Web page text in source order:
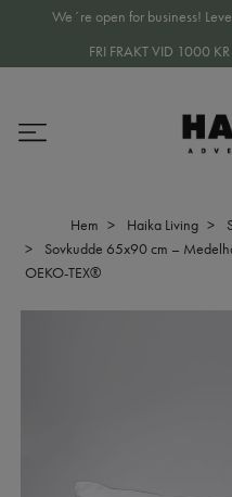
We´re open for business!
FRI FRAKT VID 1000
Hem Haika Living
Sovkudde 65x90 cm –
OEKO-TEX®